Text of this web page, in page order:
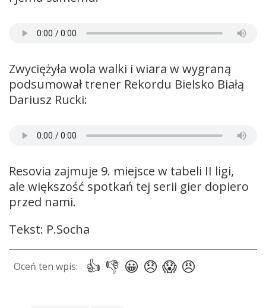
Zwyciężyła wola walki i wiara w wygraną
podsumował trener Rekordu Bielsko Białą
Dariusz Rucki:
Resovia zajmuje 9. miejsce w tabeli II ligi,
ale większość spotkań tej serii gier dopiero
przed nami.
Tekst: P.Socha